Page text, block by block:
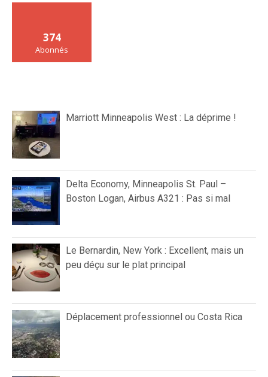
374
Abonnés
Marriott Minneapolis West : La déprime !
Delta Economy, Minneapolis St. Paul –
Boston Logan, Airbus A321 : Pas si mal
Le Bernardin, New York : Excellent, mais un
peu déçu sur le plat principal
Déplacement professionnel ou Costa Rica